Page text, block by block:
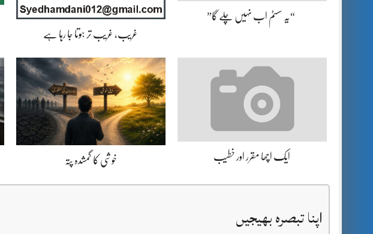
“یہ سسٹم اب نہیں چلے گا”
غریب، غریب تر ہوتا جا رہا ہے
ایک اچھا مقرر اور خطیب خوشی کا گمشدہ پتہ
اپنا تبصرہ بھیجیں